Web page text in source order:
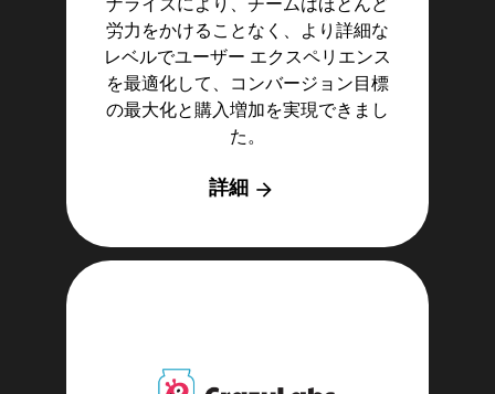
ナライズにより、チームはほとんど
労力をかけることなく、より詳細な
レベルでユーザー エクスペリエンス
を最適化して、コンバージョン目標
の最大化と購入増加を実現できまし
た。
詳細 arrow_forward